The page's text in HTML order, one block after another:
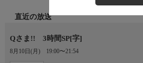
直近の放送
Qさま!! 3時間SP[字]
8月10日(月) 19:00〜21:54